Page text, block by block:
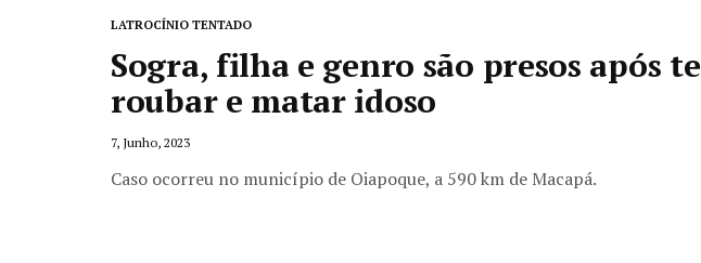
LATROCÍNIO TENTADO
Sogra, filha e genro são presos após
roubar e matar idoso
7, Junho, 2023
Caso ocorreu no município de Oiapoque, a 590 km de Macapá.